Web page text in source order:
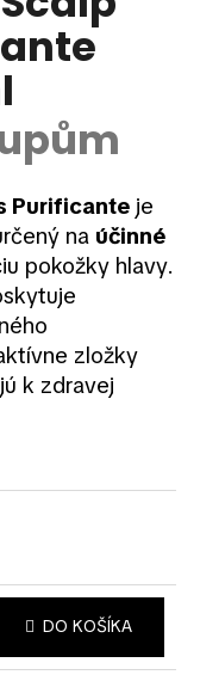
Purificante je
na účinné
pokožky hlavy.
zložky
k zdravej
DO KOŠÍKA